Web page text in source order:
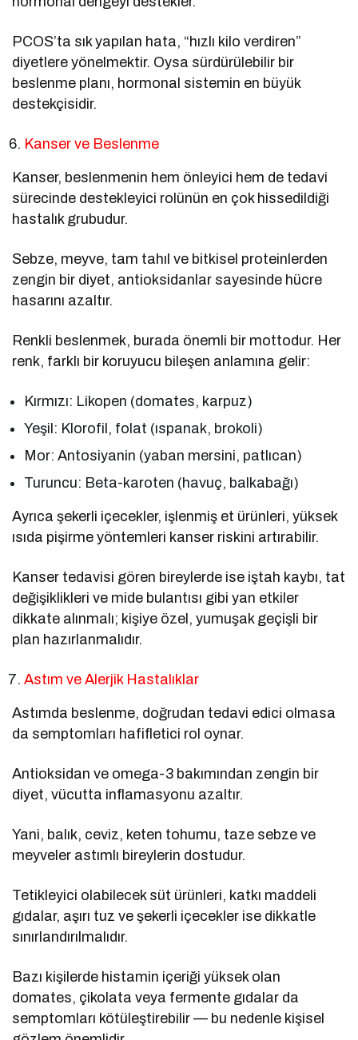
PCOS’ta sık yapılan hata, “hızlı kilo verdiren”
diyetlere yönelmektir. Oysa sürdürülebilir bir
beslenme planı, hormonal sistemin en büyük
destekçisidir.
Kanser ve Beslenme
Kanser, beslenmenin hem önleyici hem de tedavi
sürecinde destekleyici rolünün en çok hissedildiği
hastalık grubudur.
Sebze, meyve, tam tahıl ve bitkisel proteinlerden
zengin bir diyet, antioksidanlar sayesinde hücre
hasarını azaltır.
Renkli beslenmek, burada önemli bir mottodur. Her
renk, farklı bir koruyucu bileşen anlamına gelir:
Kırmızı: Likopen (domates, karpuz)
Yeşil: Klorofil, folat (ıspanak, brokoli)
Mor: Antosiyanin (yaban mersini, patlıcan)
Turuncu: Beta-karoten (havuç, balkabağı)
Ayrıca şekerli içecekler, işlenmiş et ürünleri, yüksek
ısıda pişirme yöntemleri kanser riskini artırabilir.
Kanser tedavisi gören bireylerde ise iştah kaybı, tat
değişiklikleri ve mide bulantısı gibi yan etkiler
dikkate alınmalı; kişiye özel, yumuşak geçişli bir
plan hazırlanmalıdır.
Astım ve Alerjik Hastalıklar
Astımda beslenme, doğrudan tedavi edici olmasa
da semptomları hafifletici rol oynar.
Antioksidan ve omega-3 bakımından zengin bir
diyet, vücutta inflamasyonu azaltır.
Yani, balık, ceviz, keten tohumu, taze sebze ve
meyveler astımlı bireylerin dostudur.
Tetikleyici olabilecek süt ürünleri, katkı maddeli
gıdalar, aşırı tuz ve şekerli içecekler ise dikkatle
sınırlandırılmalıdır.
Bazı kişilerde histamin içeriği yüksek olan
domates, çikolata veya fermente gıdalar da
semptomları kötüleştirebilir — bu nedenle kişisel